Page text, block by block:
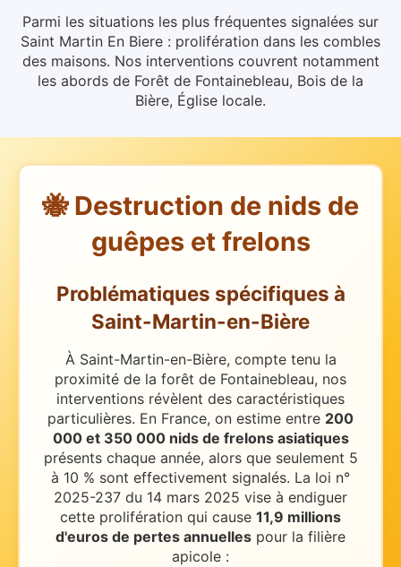
Parmi les situations les plus fréquentes signalées sur
Saint Martin En Biere : prolifération dans les combles
des maisons. Nos interventions couvrent notamment
les abords de Forêt de Fontainebleau, Bois de la
Bière, Église locale.
🐝 Destruction de nids de
guêpes et frelons
Problématiques spécifiques à
Saint-Martin-en-Bière
À Saint-Martin-en-Bière, compte tenu la
proximité de la forêt de Fontainebleau, nos
interventions révèlent des caractéristiques
particulières. En France, on estime entre 200
000 et 350 000 nids de frelons asiatiques
présents chaque année, alors que seulement 5
à 10 % sont effectivement signalés. La loi n°
2025-237 du 14 mars 2025 vise à endiguer
cette prolifération qui cause 11,9 millions
d'euros de pertes annuelles pour la filière
apicole :